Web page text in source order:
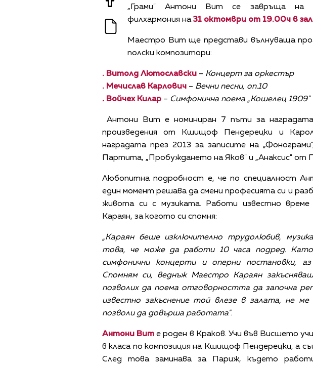
„Грами"Антони Вит се завръща на
филхармония на31 октомври от 19.00ч в
Маестро Вит ще представи вълнуваща
полски композитори:
. Витолд Лютославски – Концерт за оркестър
. Мечислав Карлович – Вечни песни, оп.10
. Войчех Килар – Симфонична поема „Кошелец 1909"
Антони Вит е номиниран 7 пъти за наградата
произведения от Кшищоф Пендерецки и
наградата през 2013 за записите на
Партита, „Пробуждането на Яков" и „Анаксис" от
Любопитна подробност е, че по специалност
един момент решава да смени професията си и
живота си с музиката. Работи известно
Караян, за когото си спомня:
„Караян беше изключително трудолюбив,
това, че може да работи 10 часа подред.
симфонични концерти и оперни постановки,
Спомням си, веднъж Маестро Караян
позволих да поема отговорността да започна
известно закъснение той влезе в залата, не
позволи да довърша работата".
Антони Вит е роден в Краков. Учи във Висшето
в класа по композиция на Кшищоф Пендерецки, а
След това заминава за Париж, където